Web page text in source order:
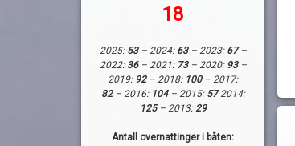
18
2025: 53– 2024:63– 2023: 67–
2022: 36– 2021: 73– 2020: 93–
2019: 92– 2018: 100 – 2017:
82– 2016: 104– 2015: 572014:
125– 2013: 29
Antall overnattinger i båten: